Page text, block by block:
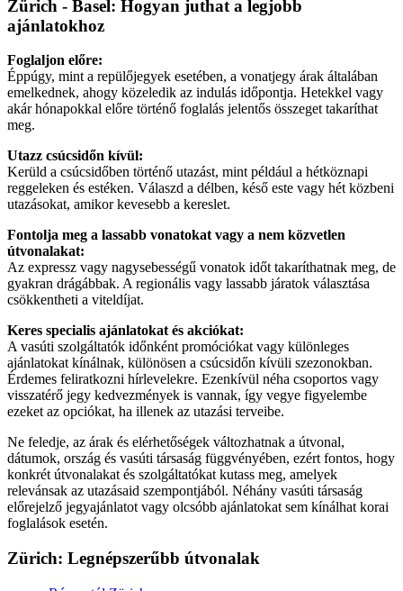
Zürich - Basel: Hogyan juthat a legjobb
ajánlatokhoz
Foglaljon előre:
Éppúgy, mint a repülőjegyek esetében, a vonatjegy árak általában
emelkednek, ahogy közeledik az indulás időpontja. Hetekkel vagy
akár hónapokkal előre történő foglalás jelentős összeget takaríthat
meg.
Utazz csúcsidőn kívül:
Kerüld a csúcsidőben történő utazást, mint például a hétköznapi
reggeleken és estéken. Válaszd a délben, késő este vagy hét közbeni
utazásokat, amikor kevesebb a kereslet.
Fontolja meg a lassabb vonatokat vagy a nem közvetlen
útvonalakat:
Az expressz vagy nagysebességű vonatok időt takaríthatnak meg, de
gyakran drágábbak. A regionális vagy lassabb járatok választása
csökkentheti a viteldíjat.
Keres specialis ajánlatokat és akciókat:
A vasúti szolgáltatók időnként promóciókat vagy különleges
ajánlatokat kínálnak, különösen a csúcsidőn kívüli szezonokban.
Érdemes feliratkozni hírlevelekre. Ezenkívül néha csoportos vagy
visszatérő jegy kedvezmények is vannak, így vegye figyelembe
ezeket az opciókat, ha illenek az utazási terveibe.
Ne feledje, az árak és elérhetőségek változhatnak a útvonal,
dátumok, ország és vasúti társaság függvényében, ezért fontos, hogy
konkrét útvonalakat és szolgáltatókat kutass meg, amelyek
relevánsak az utazásaid szempontjából. Néhány vasúti társaság
előrejelző jegyajánlatot vagy olcsóbb ajánlatokat sem kínálhat korai
foglalások esetén.
Zürich: Legnépszerűbb útvonalak